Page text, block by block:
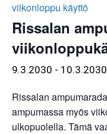
viikonloppu käyttö
Rissalan
9.3.2030 - 10.3.2030
Rissalan
ampumassa myös
ulkopuolella. Tämä